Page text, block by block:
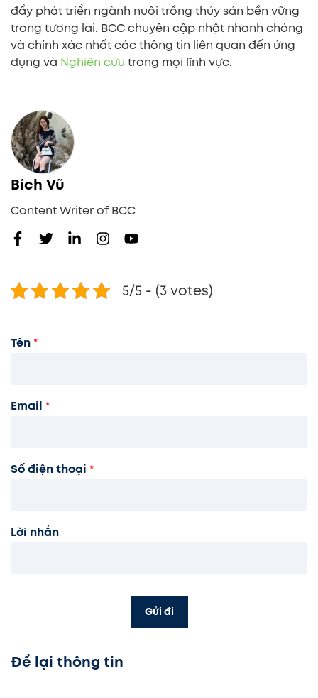
đẩy phát triển ngành nuôi trồng thủy sản bền vững
trong tương lai. BCC chuyên cập nhật nhanh chóng
và chính xác nhất các thông tin liên quan đến ứng
dụng và Nghiên cứu trong mọi lĩnh vực.
Bích Vũ
Content Writer of BCC
5/5 - (3 votes)
Tên*
Email *
Số điện thoại *
Lời nhắn
Gửi đi
Để lại thông tin